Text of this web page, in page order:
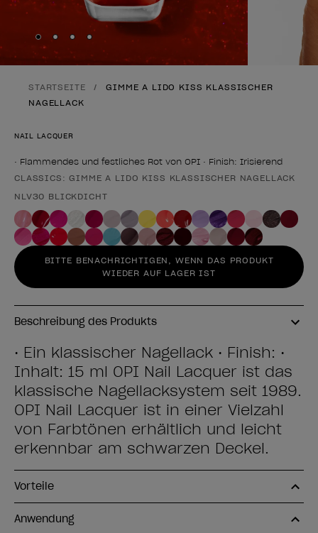
Skip to slide
Skip to slide 2
Skip to slide
Skip to slide
STARTSEITE
GIMME A LIDO KISS KLASSISCHER
NAGELLACK
NAIL LACQUER
• Flammendes und festliches Rot von OPI • Finish: Irisierend
Form des Produkts
CLASSICS: GIMME A LIDO KISS KLASSISCHER NAGELLACK
NLV30 BLICKDICHT
BITTE BENACHRICHTIGEN, WENN DAS PRODUKT
WIEDER AUF LAGER IST
Beschreibung des Produkts
• Ein klassischer Nagellack • Finish: •
Inhalt: 15 ml OPI Nail Lacquer ist das
klassische Nagellacksystem seit 1989.
OPI Nail Lacquer ist in einer Vielzahl
von Farbtönen erhältlich und leicht
erkennbar am schwarzen Deckel.
Vorteile
Anwendung